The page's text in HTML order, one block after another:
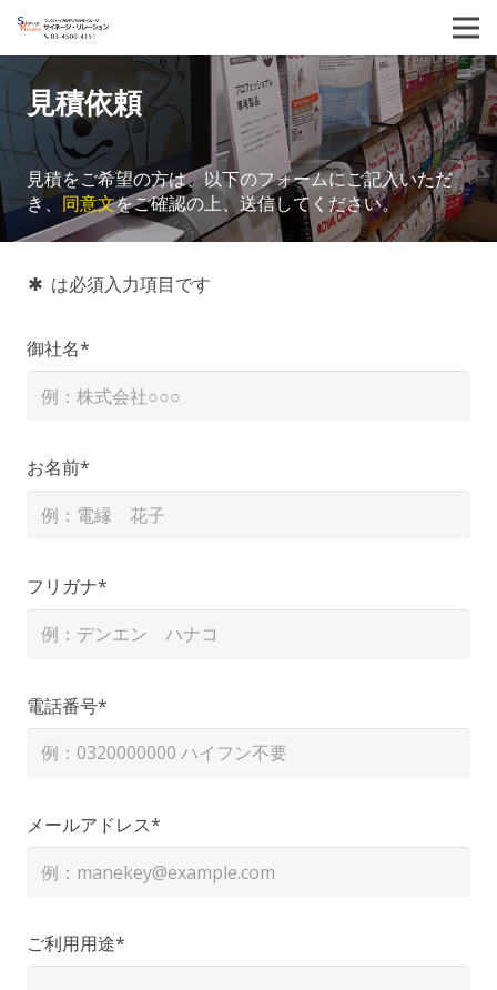
見積依頼
見積をご希望の方は、以下のフォームにご記入いただ
き、 同意文をご確認の上、送信してください。
emergency は必須入力項目です
御社名*
お名前*
フリガナ*
電話番号*
メールアドレス*
ご利用用途*